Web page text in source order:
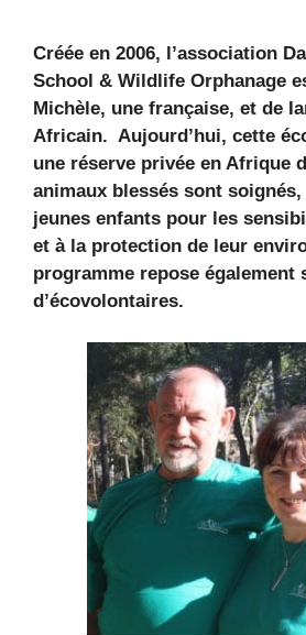
Créée en 2006, l’association
School & Wildlife Orphanage
Michèle, une française, et de
Africain. Aujourd’hui, cette
une réserve privée en Afrique
animaux blessés sont
jeunes enfants pour les
et à la protection de leur
programme repose également
d’écovolontaires.